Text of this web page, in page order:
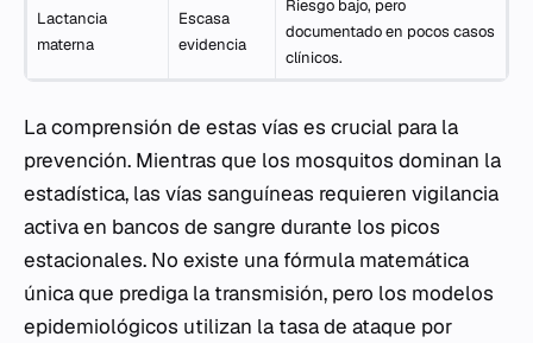
Lactancia
materna
Escasa
evidencia
Riesgo bajo, pero
documentado en pocos casos
clínicos.
La comprensión de estas vías es crucial para la
prevención. Mientras que los mosquitos dominan la
estadística, las vías sanguíneas requieren vigilancia
activa en bancos de sangre durante los picos
estacionales. No existe una fórmula matemática
única que prediga la transmisión, pero los modelos
epidemiológicos utilizan la tasa de ataque por